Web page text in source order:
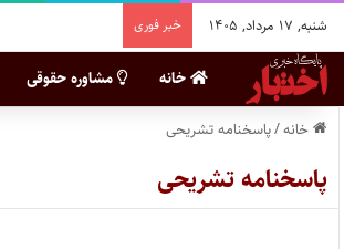
شنبه, ۱۷ مرداد, ۱۴۰۵ خبر فوری
خانه مشاوره حقوقی
خانه/پاسخنامه تشریحی
پاسخنامه تشریحی